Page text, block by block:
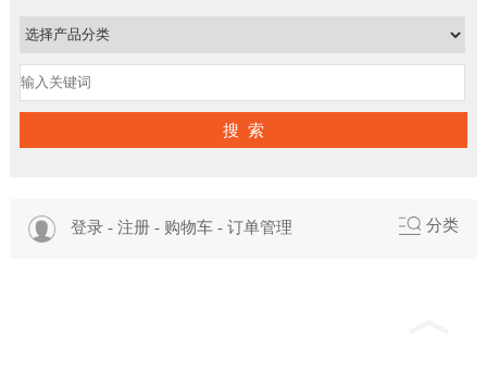
搜 索
登录- 注册- 购物车- 订单管理 分类